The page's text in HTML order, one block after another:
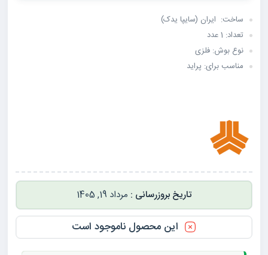
ساخت: ایران (سایپا یدک)
تعداد: 1 عدد
نوع بوش: فلزی
مناسب برای: پراید
مرداد 19, 1405
این محصول ناموجود است